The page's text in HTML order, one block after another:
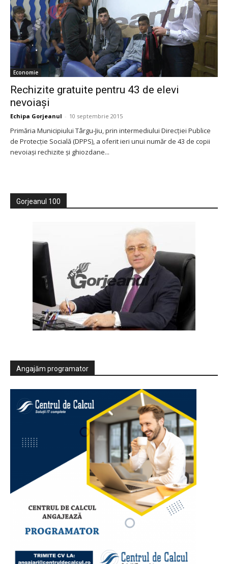
Economie
Rechizite gratuite pentru 43 de elevi
nevoiaşi
Echipa Gorjeanul - 10 septembrie 2015
Primăria Municipiului Târgu-Jiu, prin intermediului Direcţiei Publice
de Protecţie Socială (DPPS), a oferit ieri unui număr de 43 de copii
nevoiaşi rechizite şi ghiozdane...
Gorjeanul 100
Angajăm programator